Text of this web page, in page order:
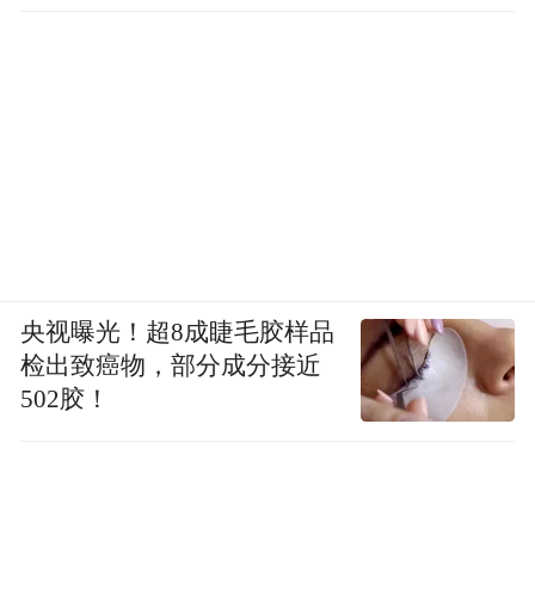
央视曝光！超8成睫毛胶样品
检出致癌物，部分成分接近
502胶！